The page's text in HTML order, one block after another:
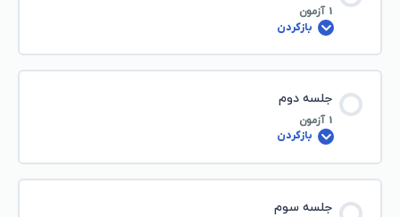
1 آزمون
بازکردن
جلسه دوم
1 آزمون
بازکردن
جلسه سوم